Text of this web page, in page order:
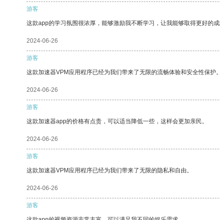
游客
这款app的学习氛围很浓厚，能够激励我不断学习，让我能够取得更好的
2024-06-26
游客
这款加速器VPM应用程序已经为我们带来了无限的流畅体验和安全性保护
2024-06-26
游客
这款加速器app的价格有点贵，可以适当降低一些，这样会更加亲民。
2024-06-26
游客
这款加速器VPM应用程序已经为我们带来了无限的隐私和自由。
2024-06-26
游客